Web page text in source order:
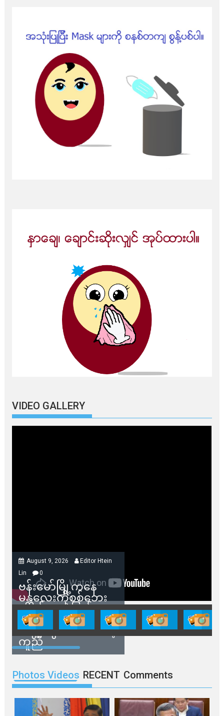
VIDEO GALLERY
August 9, 2026
Editor Htein
Lin
0
ဗန်းမော်မြို့ကနေ
မန္တလေးကိုစစ်ဘေး
ရှောင်နေတဲ့ပြည်သူ
တွေအတွက် ရှမ်းနီ
အဖွဲ့တွေက ထောက်ပံ့
ကူညီ
Photos Videos RECENT Comments